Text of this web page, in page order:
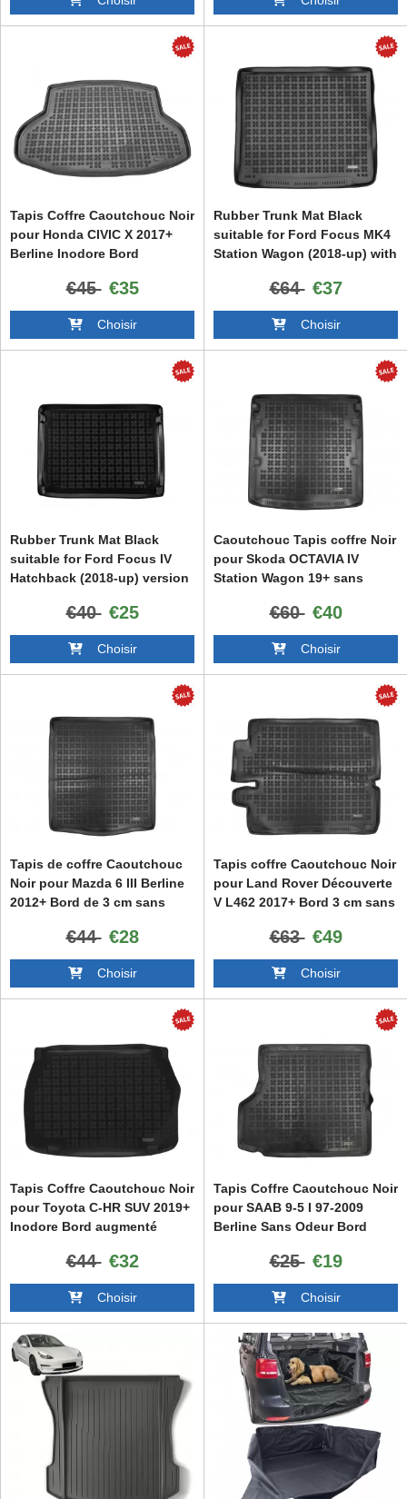
Tapis Coffre Caoutchouc Noir
pour Honda CIVIC X 2017+
Berline Inodore Bord
€45 €35
Choisir
Rubber Trunk Mat Black
suitable for Ford Focus MK4
Station Wagon (2018-up) with
€64 €37
Choisir
Rubber Trunk Mat Black
suitable for Ford Focus IV
Hatchback (2018-up) version
€40 €25
Choisir
Caoutchouc Tapis coffre Noir
pour Skoda OCTAVIA IV
Station Wagon 19+ sans
€60 €40
Choisir
Tapis de coffre Caoutchouc
Noir pour Mazda 6 III Berline
2012+ Bord de 3 cm sans
€44 €28
Choisir
Tapis coffre Caoutchouc Noir
pour Land Rover Découverte
V L462 2017+ Bord 3 cm sans
€63 €49
Choisir
Tapis Coffre Caoutchouc Noir
pour Toyota C-HR SUV 2019+
Inodore Bord augmenté
€44 €32
Choisir
Tapis Coffre Caoutchouc Noir
pour SAAB 9-5 I 97-2009
Berline Sans Odeur Bord
€25 €19
Choisir